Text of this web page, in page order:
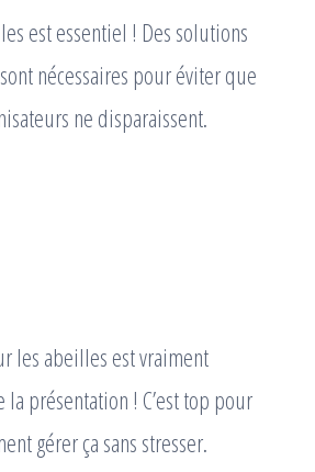
est essentiel ! Des solutions
nécessaires pour éviter que
ne disparaissent.
les abeilles est vraiment
la présentation ! C’est top pour
gérer ça sans stresser.